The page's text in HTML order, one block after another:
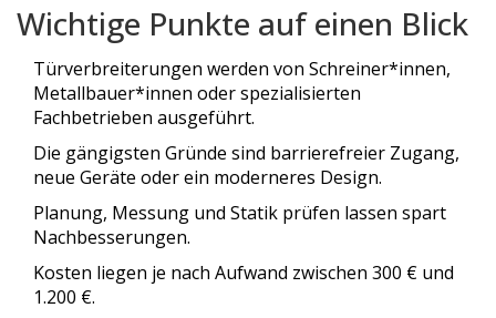
Wichtige Punkte auf einen Blick
Türverbreiterungen werden von Schreiner*innen,
Metallbauer*innen oder spezialisierten
Fachbetrieben ausgeführt.
Die gängigsten Gründe sind barrierefreier Zugang,
neue Geräte oder ein moderneres Design.
Planung, Messung und Statik prüfen lassen spart
Nachbesserungen.
Kosten liegen je nach Aufwand zwischen 300 € und
1.200 €.